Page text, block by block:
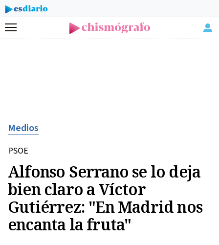
Menú
Medios
PSOE
Alfonso Serrano se lo deja
bien claro a Víctor
Gutiérrez: "En Madrid nos
encanta la fruta"